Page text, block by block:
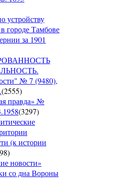
устройству
городе Тамбове
за 1901
№ 7 (9480),
(2555)
правда» №
(3297)
(к истории
)
новости»
со дна Вороны